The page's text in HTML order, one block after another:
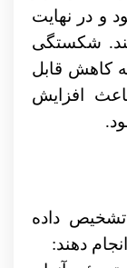
و در نهایت
شکستگی
کاهش قابل
افزایش
داده
دهند: